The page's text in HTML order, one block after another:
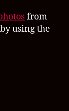
from
using the